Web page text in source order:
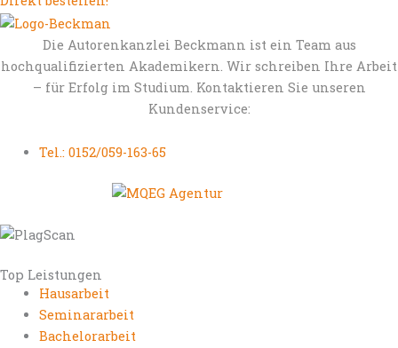
Die Autorenkanzlei Beckmann ist ein Team aus
hochqualifizierten Akademikern. Wir schreiben Ihre Arbeit
– für Erfolg im Studium. Kontaktieren Sie unseren
Kundenservice:
Tel.: 0152/059-163-65
Top Leistungen
Hausarbeit
Seminararbeit
Bachelorarbeit